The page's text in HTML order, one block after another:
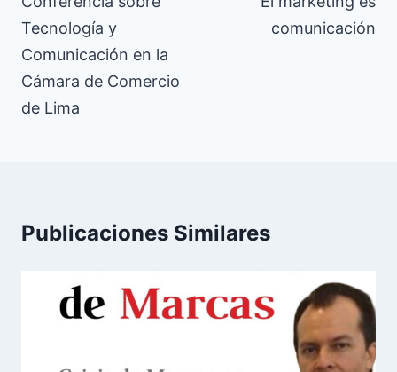
entradas
Tecnología y
Comunicación en la
Cámara de Comercio
de Lima
comunicación
Publicaciones Similares